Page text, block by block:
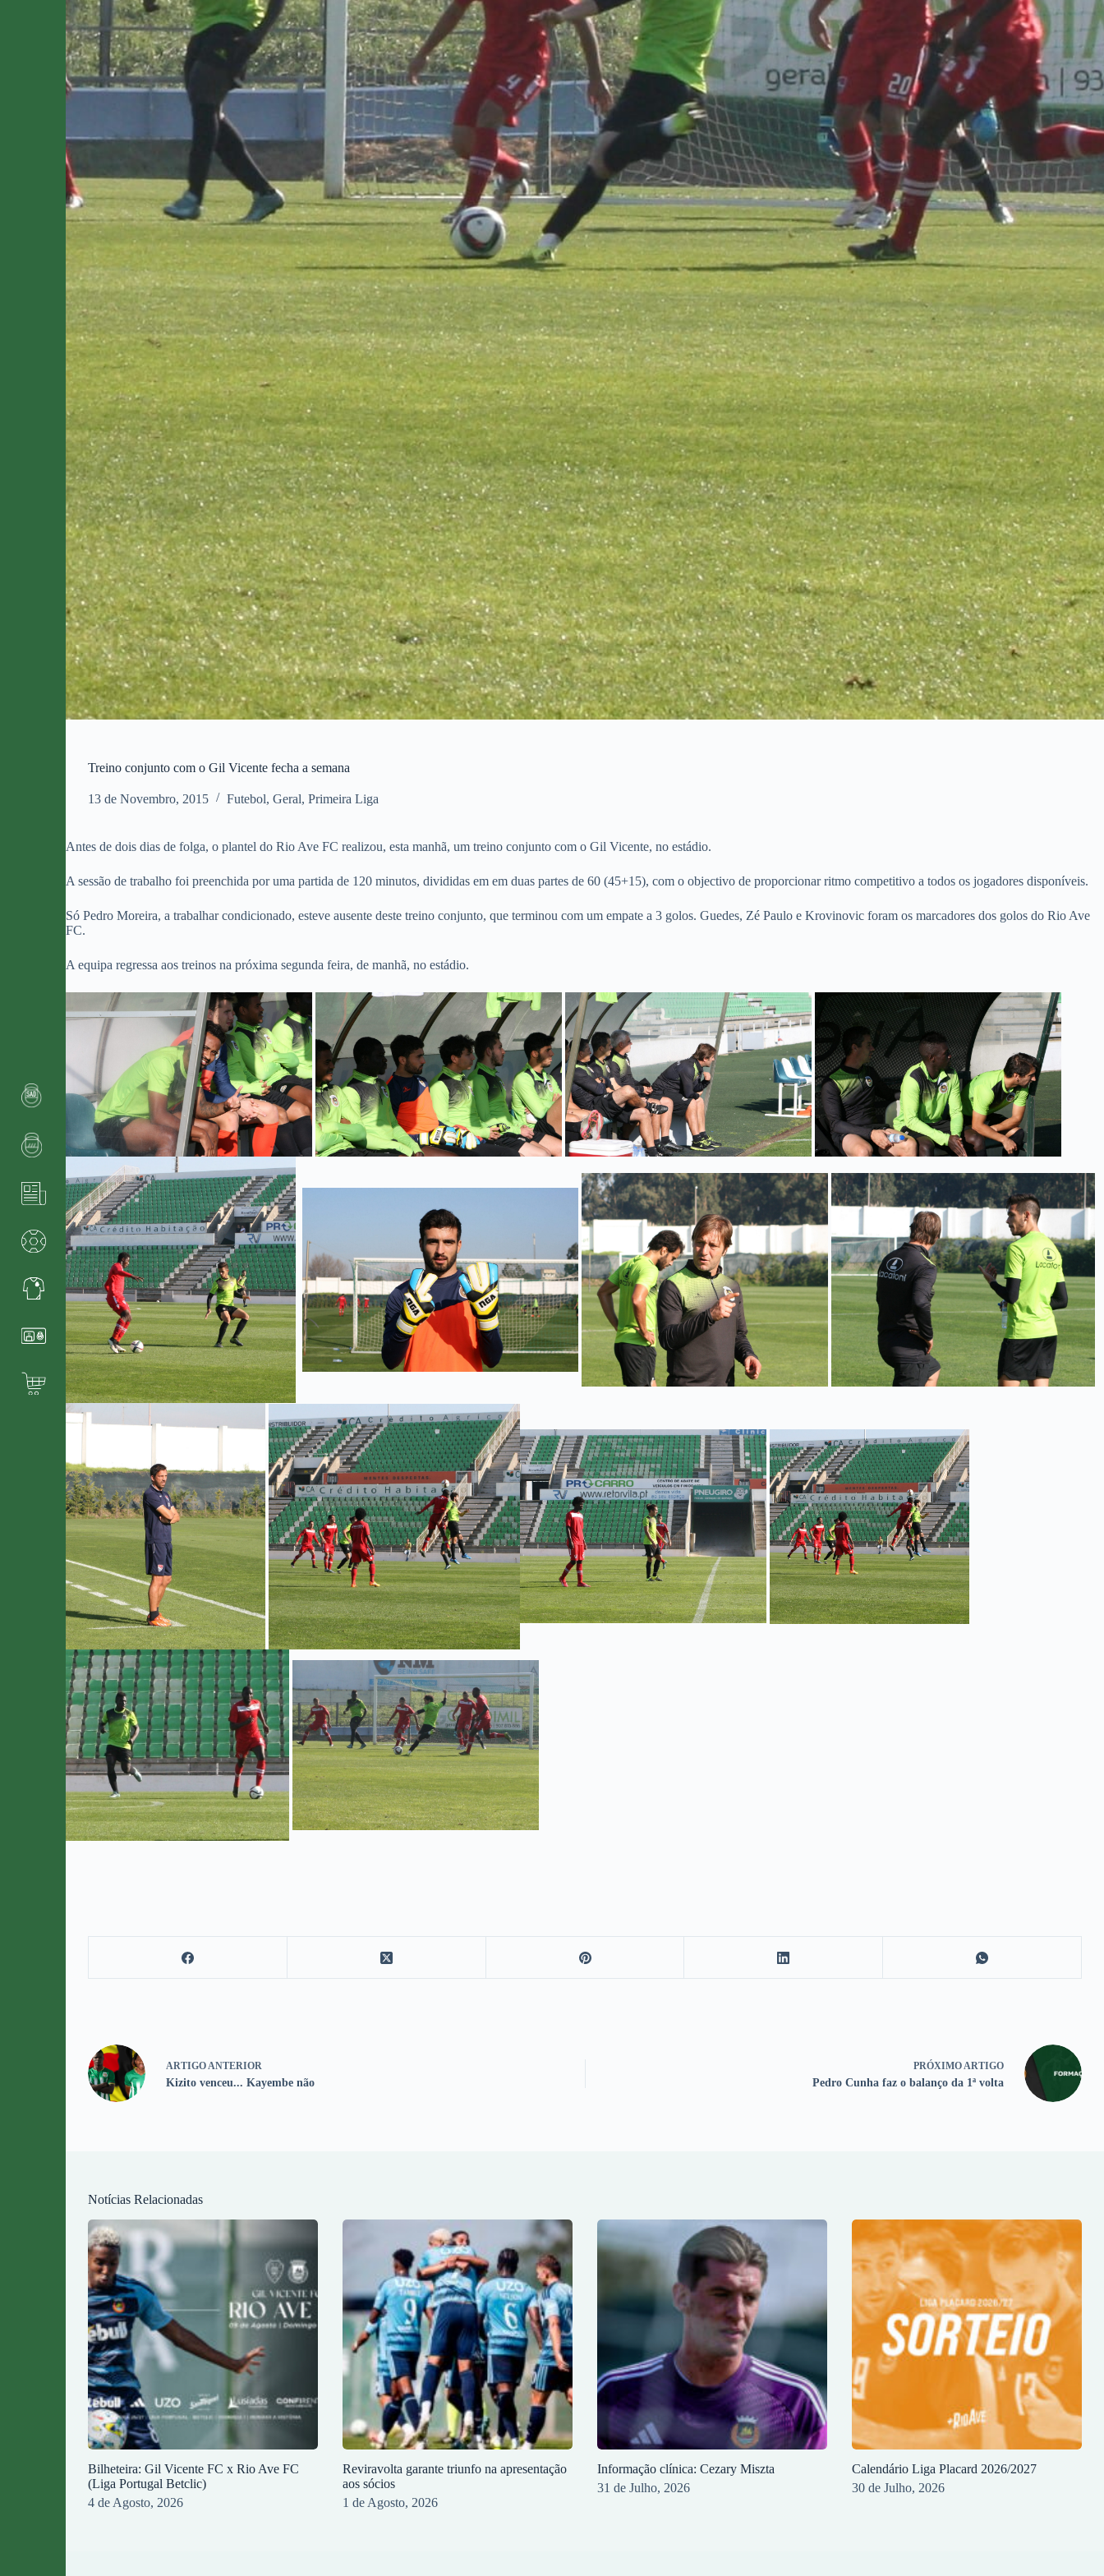
Treino conjunto com o Gil Vicente fecha a semana
13 de Novembro, 2015 Futebol,Geral,Primeira Liga
Antes de dois dias de folga, o plantel do Rio Ave FC realizou, esta manhã, um treino conjunto com o Gil Vicente, no estádio.
A sessão de trabalho foi preenchida por uma partida de 120 minutos, divididas em em duas partes de 60 (45+15), com o objectivo de proporcionar ritmo competitivo a todos os jogadores disponíveis.
Só Pedro Moreira, a trabalhar condicionado, esteve ausente deste treino conjunto, que terminou com um empate a 3 golos. Guedes, Zé Paulo e Krovinovic foram os marcadores dos golos do Rio Ave
FC.
A equipa regressa aos treinos na próxima segunda feira, de manhã, no estádio.
ARTIGOANTERIOR
Kizito venceu... Kayembe não
PRÓXIMOARTIGO
Pedro Cunha faz o balanço da 1ª volta
Notícias Relacionadas
Bilheteira: Gil Vicente FC x Rio Ave FC
(Liga Portugal Betclic)
4 de Agosto, 2026
Reviravolta garante triunfo na apresentação
aos sócios
1 de Agosto, 2026
Informação clínica: Cezary Miszta
31 de Julho, 2026
Calendário Liga Placard 2026/2027
30 de Julho, 2026